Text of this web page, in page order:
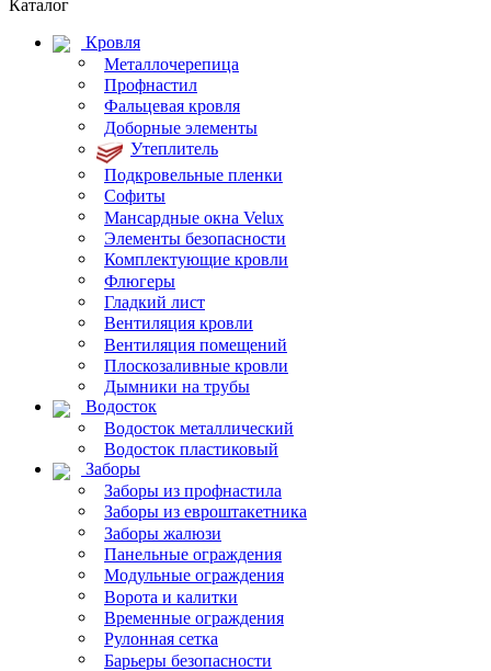
Каталог
Кровля
Металлочерепица
Профнастил
Фальцевая кровля
Доборные элементы
Утеплитель
Подкровельные пленки
Софиты
Мансардные окна Velux
Элементы безопасности
Комплектующие кровли
Флюгеры
Гладкий лист
Вентиляция кровли
Вентиляция помещений
Плоскозаливные кровли
Дымники на трубы
Водосток
Водосток металлический
Водосток пластиковый
Заборы
Заборы из профнастила
Заборы из евроштакетника
Заборы жалюзи
Панельные ограждения
Модульные ограждения
Ворота и калитки
Временные ограждения
Рулонная сетка
Барьеры безопасности